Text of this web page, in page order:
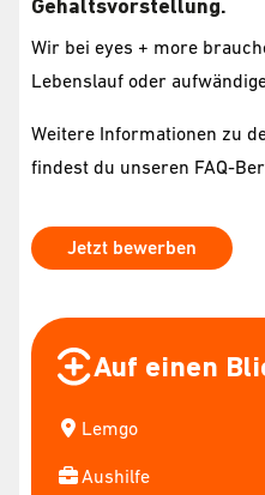
Gehaltsvorstellung.
Wir bei eyes + more
Lebenslauf oder
Weitere Informationen zu
findest du unseren FAQ-
Jetzt bewerben
Auf einen
Lemgo
Aushilfe